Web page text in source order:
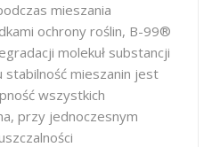
mieszania
ochrony roślin, B-99®
molekuł substancji
stabilność mieszanin jest
wszystkich
przy jednoczesnym